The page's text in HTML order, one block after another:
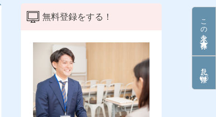
この求人を保存
見た条件
無料登録をする！